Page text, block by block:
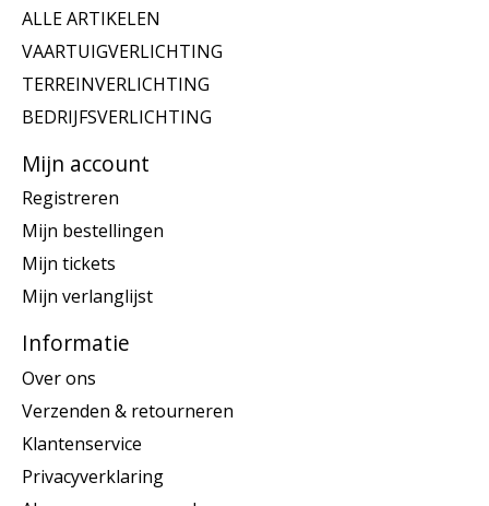
ALLE ARTIKELEN
VAARTUIGVERLICHTING
TERREINVERLICHTING
BEDRIJFSVERLICHTING
Mijn account
Registreren
Mijn bestellingen
Mijn tickets
Mijn verlanglijst
Informatie
Over ons
Verzenden & retourneren
Klantenservice
Privacyverklaring